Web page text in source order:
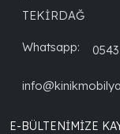
TEKİRDAĞ
Whatsapp:
E-BÜLTENIMIZE